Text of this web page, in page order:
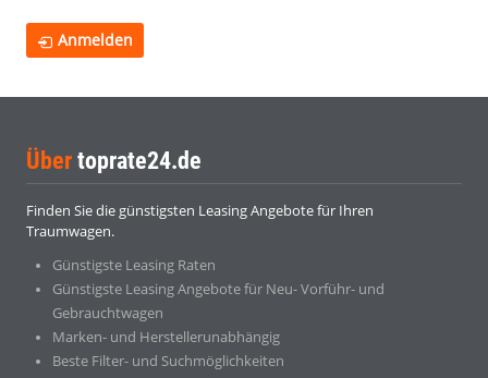
Anmelden
Über toprate24.de
Finden Sie die günstigsten Leasing Angebote für Ihren
Traumwagen.
Günstigste Leasing Raten
Günstigste Leasing Angebote für Neu- Vorführ- und
Gebrauchtwagen
Marken- und Herstellerunabhängig
Beste Filter- und Suchmöglichkeiten